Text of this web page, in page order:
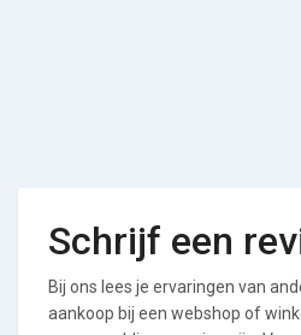
Schrijf een
Bij ons lees je ervaringen van
aankoop bij een webshop of